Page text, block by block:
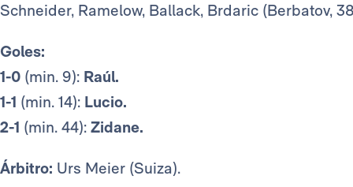
Schneider, Ramelow, Ballack, Brdaric (Berbatov,
Goles:
1-0 (min. 9): Raúl.
1-1 (min. 14): Lucio.
2-1 (min. 44): Zidane.
Árbitro: Urs Meier (Suiza).